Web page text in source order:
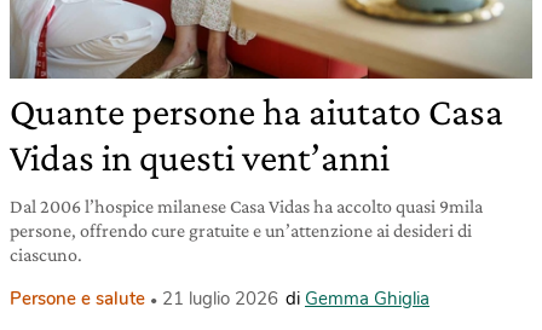
Quante persone ha aiutato Casa
Vidas in questi vent’anni
Dal 2006 l’hospice milanese Casa Vidas ha accolto quasi 9mila
persone, offrendo cure gratuite e un’attenzione ai desideri di
ciascuno.
Persone e salute 21 luglio 2026 di Gemma Ghiglia